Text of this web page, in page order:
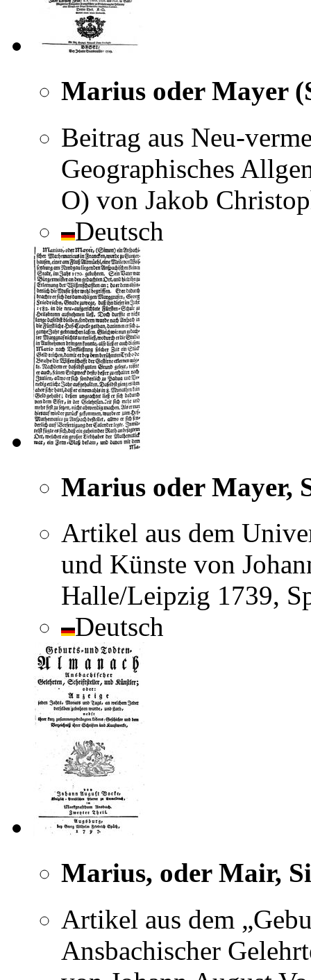
Marius oder Mayer
Beitrag aus Neu-
Geographisches
O) von Jakob
Deutsch
Marius oder Mayer,
Artikel aus dem
und Künste von
Halle/Leipzig 1739,
Deutsch
Marius, oder Mair,
Artikel aus dem
Ansbachischer